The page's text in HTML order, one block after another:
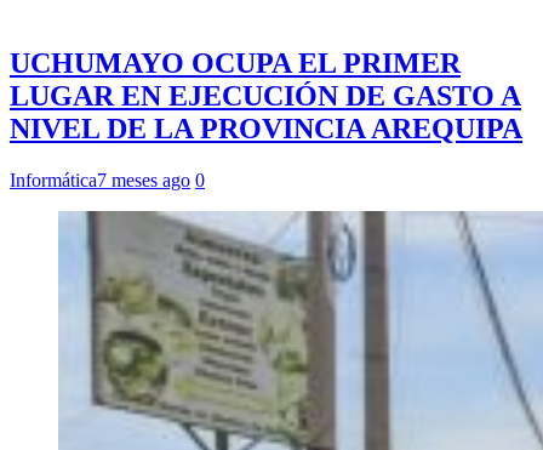
UCHUMAYO OCUPA EL PRIMER
LUGAR EN EJECUCIÓN DE GASTO A
NIVEL DE LA PROVINCIA AREQUIPA
Informática7 meses ago 0